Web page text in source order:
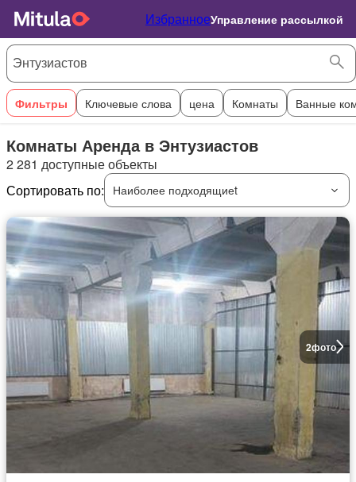
ИзбранноеУправление рассылкой
Фильтры Ключевые слова цена Комнаты Ванные
Комнаты Аренда в Энтузиастов
2 281 доступные объекты
Сортировать по:
Наиболее подходящиеt
2фото